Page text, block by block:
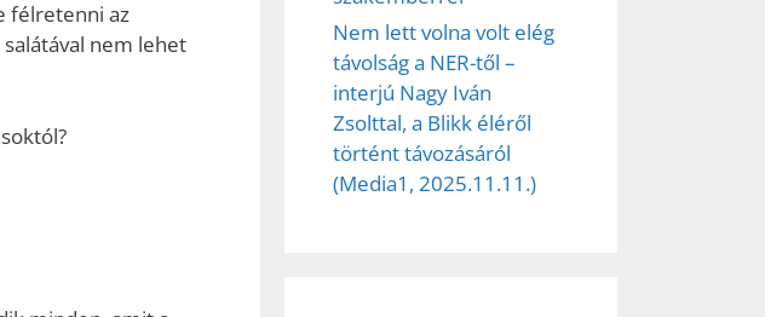
félretenni az
nem lehet
Nem lett volna volt elég
távolság a NER-től –
interjú Nagy Iván
Zsolttal, a Blikk éléről
történt távozásáról
(Media1, 2025.11.11.)